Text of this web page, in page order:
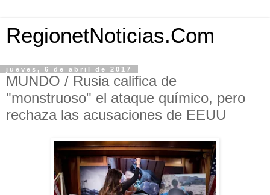
RegionetNoticias.Com
jueves, 6 de abril de 2017
MUNDO / Rusia califica de
"monstruoso" el ataque químico, pero
rechaza las acusaciones de EEUU